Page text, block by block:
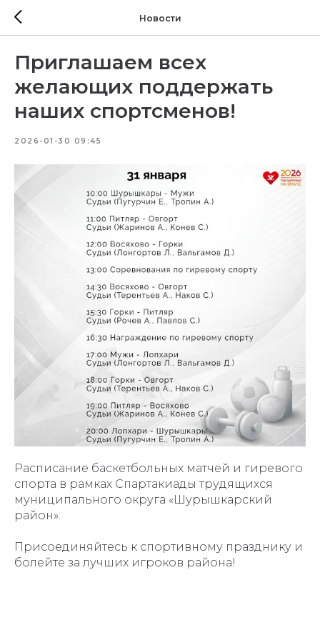
Новости
Приглашаем всех
желающих поддержать
наших спортсменов!
2026-01-30 09:45
Расписание баскетбольных матчей и гиревого
спорта в рамках Спартакиады трудящихся
муниципального округа «Шурышкарский
район».
Присоединяйтесь к спортивному празднику и
болейте за лучших игроков района!